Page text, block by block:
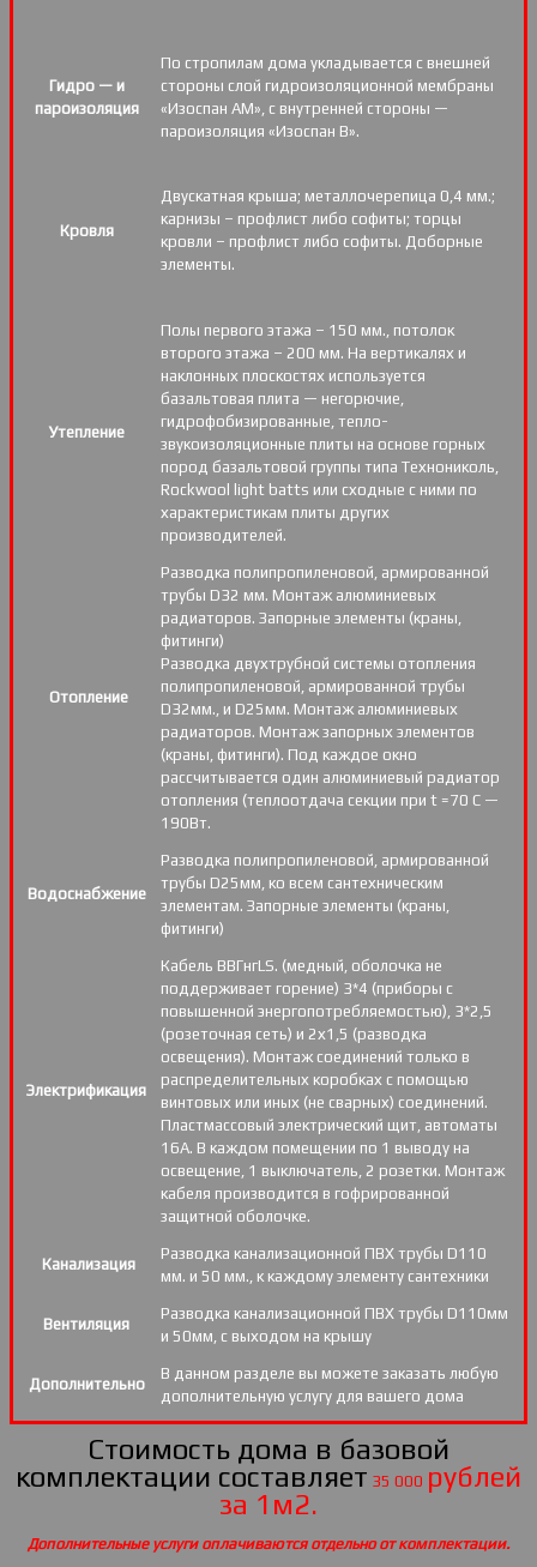
Гидро — и
пароизоляция
По стропилам дома укладывается с внешней
стороны слой гидроизоляционной мембраны
«Изоспан АМ», с внутренней стороны —
пароизоляция «Изоспан B».
Кровля
Двускатная крыша; металлочерепица 0,4 мм.;
карнизы – профлист либо софиты; торцы
кровли – профлист либо софиты. Доборные
элементы.
Утепление
Полы первого этажа – 150 мм., потолок
второго этажа – 200 мм. На вертикалях и
наклонных плоскостях используется
базальтовая плита — негорючие,
гидрофобизированные, тепло-
звукоизоляционные плиты на основе горных
пород базальтовой группы типа Технониколь,
Rockwool light batts или сходные с ними по
характеристикам плиты других
производителей.
Отопление
Разводка полипропиленовой, армированной
трубы D32 мм. Монтаж алюминиевых
радиаторов. Запорные элементы (краны,
фитинги)
Разводка двухтрубной системы отопления
полипропиленовой, армированной трубы
D32мм., и D25мм. Монтаж алюминиевых
радиаторов. Монтаж запорных элементов
(краны, фитинги). Под каждое окно
рассчитывается один алюминиевый радиатор
отопления (теплоотдача секции при t =70 С —
190Вт.
Водоснабжение
Разводка полипропиленовой, армированной
трубы D25мм, ко всем сантехническим
элементам. Запорные элементы (краны,
фитинги)
Электрификация
Кабель ВВГнгLS. (медный, оболочка не
поддерживает горение) 3*4 (приборы с
повышенной энергопотребляемостью), 3*2,5
(розеточная сеть) и 2х1,5 (разводка
освещения). Монтаж соединений только в
распределительных коробках с помощью
винтовых или иных (не сварных) соединений.
Пластмассовый электрический щит, автоматы
16А. В каждом помещении по 1 выводу на
освещение, 1 выключатель, 2 розетки. Монтаж
кабеля производится в гофрированной
защитной оболочке.
Канализация
Разводка канализационной ПВХ трубы D110
мм. и 50 мм., к каждому элементу сантехники
Вентиляция
Разводка канализационной ПВХ трубы D110мм
и 50мм, с выходом на крышу
Дополнительно
В данном разделе вы можете заказать любую
дополнительную услугу для вашего дома
Стоимость дома в базовой
комплектации составляет 35 000 рублей
за 1м2.
Дополнительные услуги оплачиваются отдельно от комплектации.